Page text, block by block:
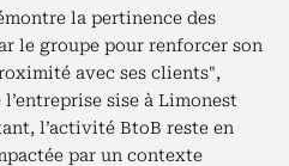
la pertinence des
le groupe pour renforcer son
avec ses clients",
sise à Limonest
l’activité BtoB reste en
par un contexte